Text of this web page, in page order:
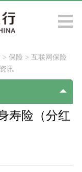
> 保险 > 互联网保险
讯
寿险（分红